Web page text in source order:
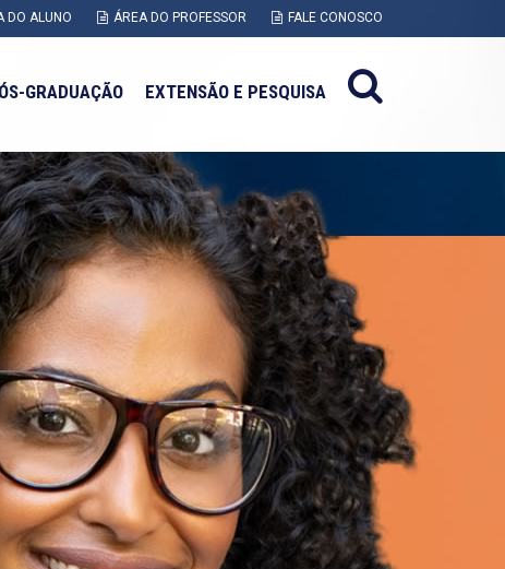
DO ALUNO ÁREA DO PROFESSOR FALE CONOSCO
GRADUAÇÃO EXTENSÃO E PESQUISA